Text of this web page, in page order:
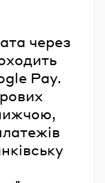
через
Pay.